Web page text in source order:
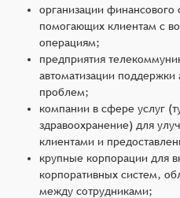
организации финансового
помогающих клиентам с
операциям;
предприятия
автоматизации
проблем;
компании в сфере услуг
здравоохранение) для
клиентами и
крупные корпорации для
корпоративных систем,
между сотрудниками;